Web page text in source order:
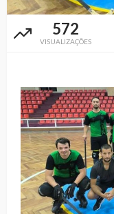
572
VISUALIZAÇÕES